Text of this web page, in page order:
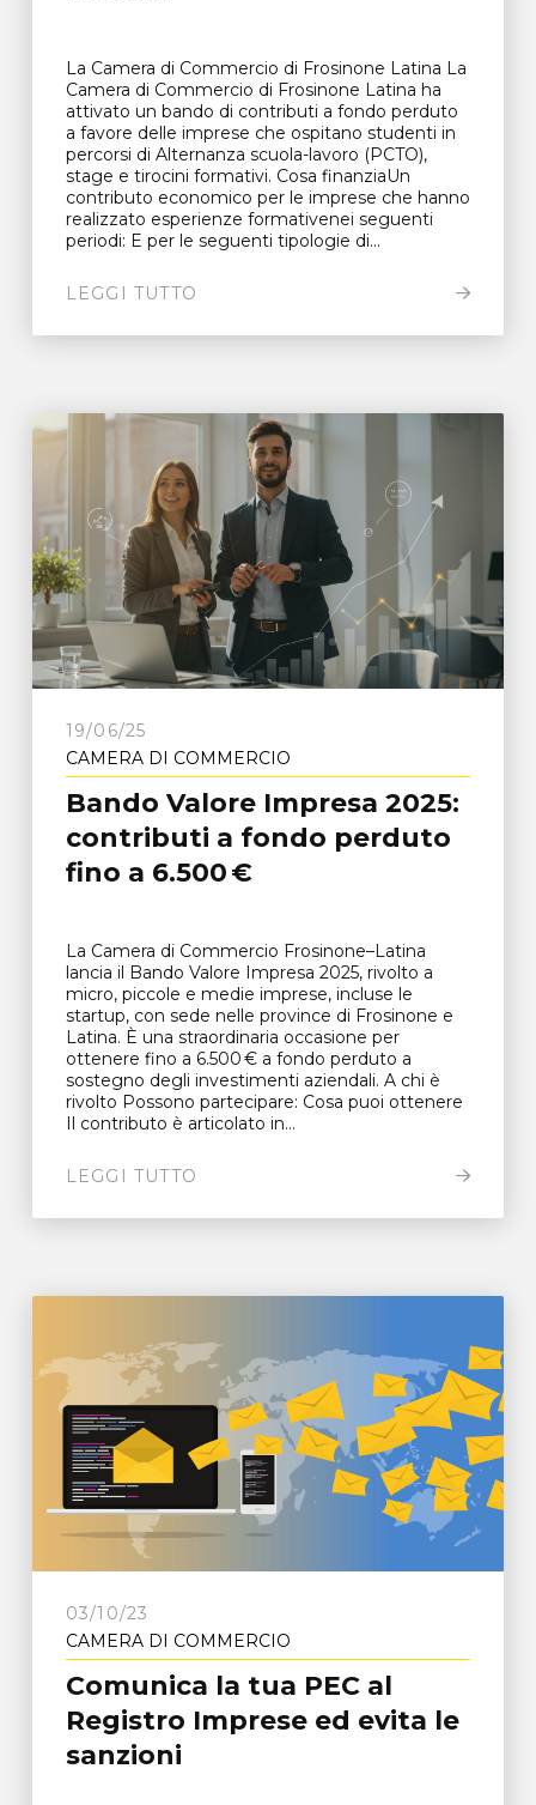
La Camera di Commercio di Frosinone Latina La
Camera di Commercio di Frosinone Latina ha
attivato un bando di contributi a fondo perduto
a favore delle imprese che ospitano studenti in
percorsi di Alternanza scuola-lavoro (PCTO),
stage e tirocini formativi. Cosa finanziaUn
contributo economico per le imprese che hanno
realizzato esperienze formativenei seguenti
periodi: E per le seguenti tipologie di...
LEGGI TUTTO
19/06/25
CAMERA DI COMMERCIO
Bando Valore Impresa 2025:
contributi a fondo perduto
fino a 6.500 €
La Camera di Commercio Frosinone–Latina
lancia il Bando Valore Impresa 2025, rivolto a
micro, piccole e medie imprese, incluse le
startup, con sede nelle province di Frosinone e
Latina. È una straordinaria occasione per
ottenere fino a 6.500 € a fondo perduto a
sostegno degli investimenti aziendali. A chi è
rivolto Possono partecipare: Cosa puoi ottenere
Il contributo è articolato in...
LEGGI TUTTO
03/10/23
CAMERA DI COMMERCIO
Comunica la tua PEC al
Registro Imprese ed evita le
sanzioni